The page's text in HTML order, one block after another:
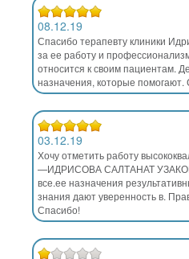
08.12.19
Спасибо терапевту клиники
за ее работу и
относится к своим пациентам.
назначения, которые помогают.
03.12.19
Хочу отметить работу
—ИДРИСОВА САЛТАНАТ
все.ее назначения
знания дают уверенность в.
Спасибо!